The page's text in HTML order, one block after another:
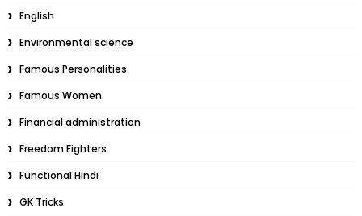
English
Environmental science
Famous Personalities
Famous Women
Financial administration
Freedom Fighters
Functional Hindi
GK Tricks